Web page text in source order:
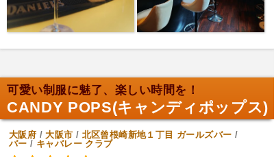
可愛い制服に魅了、楽しい時間を！
CANDY POPS(キャンディポップス)
大阪府 /大阪市 / 北区曾根崎新地１丁目 ガールズバー /
バー / キャバレー クラブ